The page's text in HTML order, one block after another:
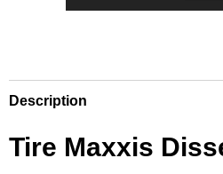
Description
Tire Maxxis